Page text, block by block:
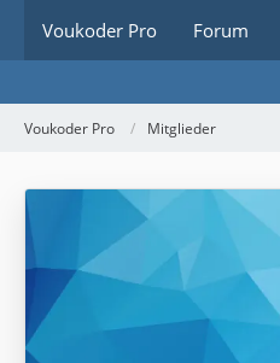
Voukoder Pro Forum
Voukoder Pro Mitglieder